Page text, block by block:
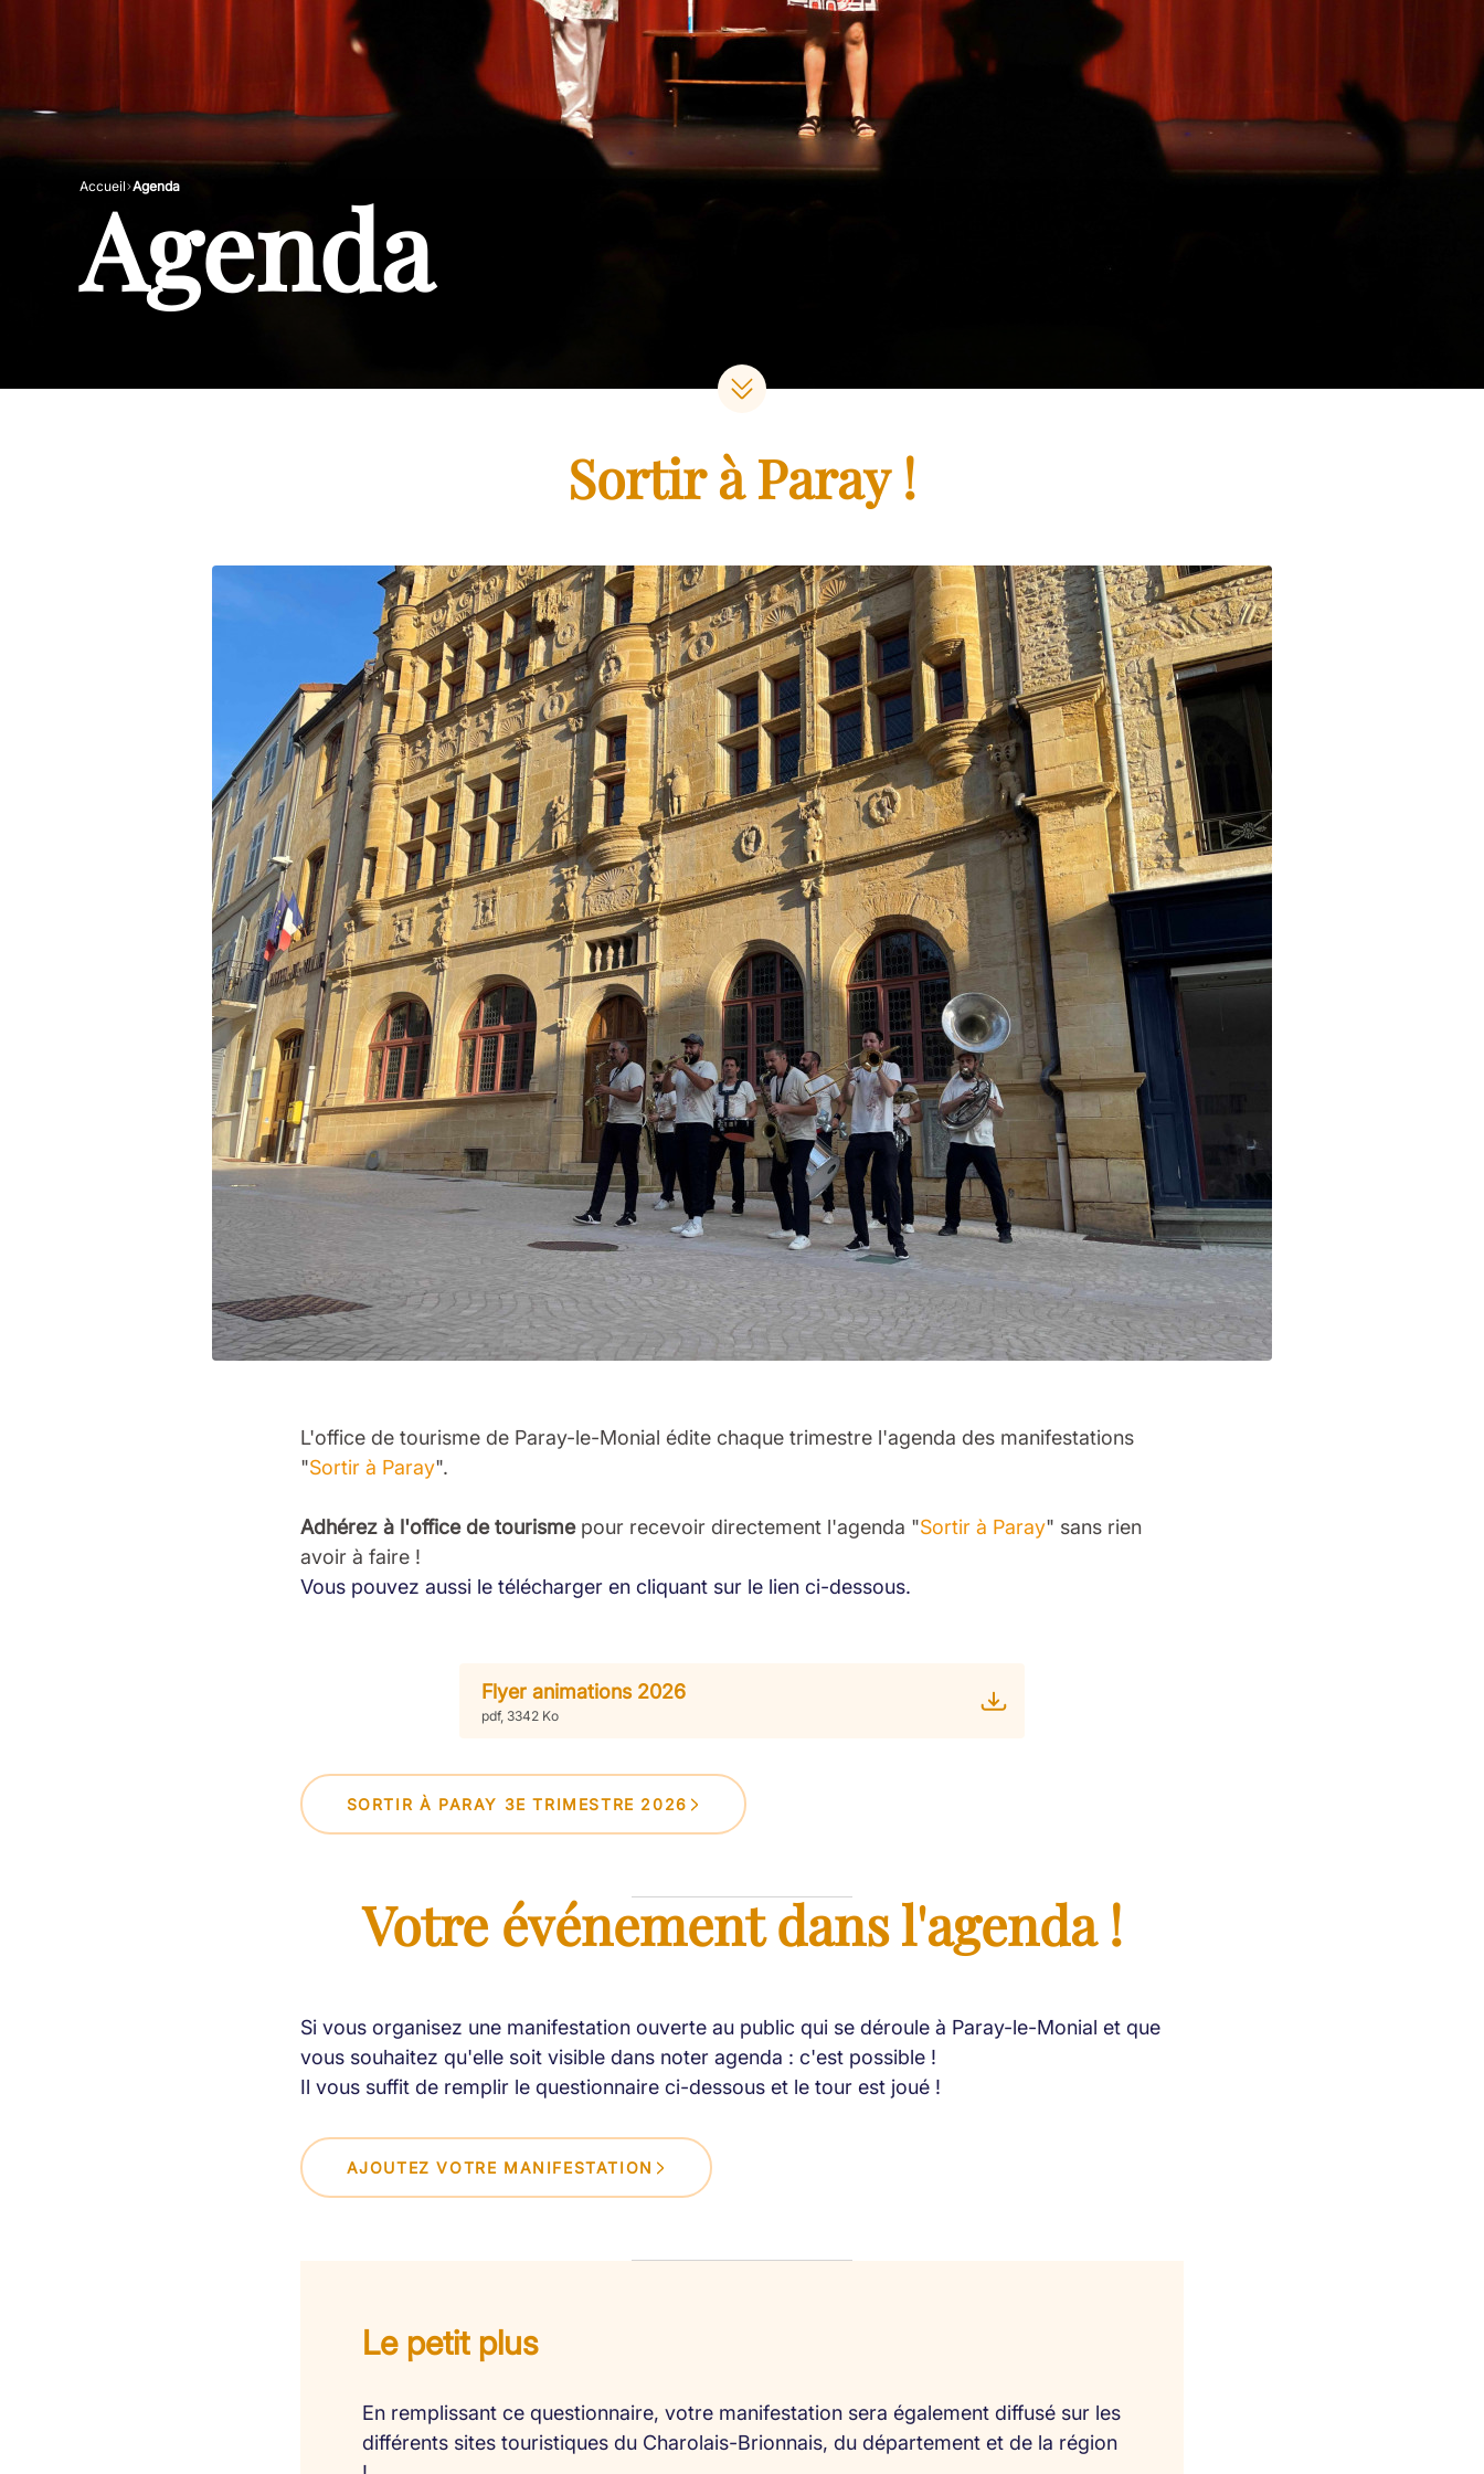
Accueil Agenda
Agenda
Sortir à Paray !
L'office de tourisme de Paray-le-Monial édite chaque trimestre l'agenda des manifestations
"Sortir à Paray".
Adhérez à l'office de tourismepour recevoir directement l'agenda "Sortir à Paray" sans rien
avoir à faire !
Vous pouvez aussi le télécharger en cliquant sur le lien ci-dessous.
Flyer animations 2026
pdf, 3342 Ko
SORTIR À PARAY 3E TRIMESTRE 2026
Votre événement dans l'agenda !
Si vous organisez une manifestation ouverte au public qui se déroule à Paray-le-Monial et que
vous souhaitez qu'elle soit visible dans noter agenda : c'est possible !
Il vous suffit de remplir le questionnaire ci-dessous et le tour est joué !
AJOUTEZ VOTRE MANIFESTATION
Le petit plus
En remplissant ce questionnaire, votre manifestation sera également diffusé sur les
différents sites touristiques du Charolais-Brionnais, du département et de la région